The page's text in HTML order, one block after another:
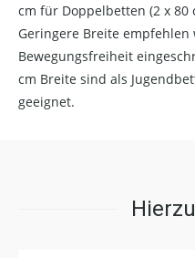
cm für Doppelbetten (2 x 80
Geringere Breite
Bewegungsfreiheit
cm Breite sind als
geeignet.